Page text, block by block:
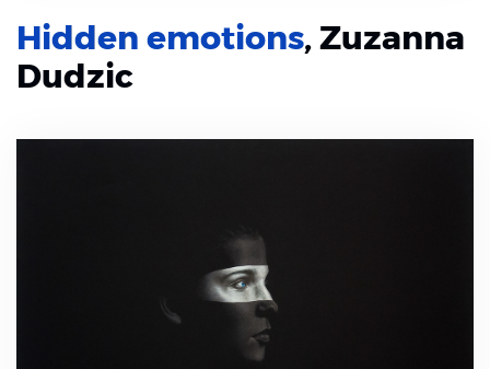
Hidden emotions, Zuzanna
Dudzic